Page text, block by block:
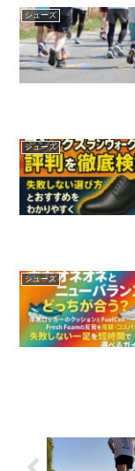
シューズ
シューズ
シューズ